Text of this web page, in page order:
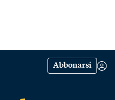
Abbonarsi